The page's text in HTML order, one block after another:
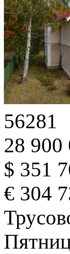
56281
28 900
$ 351
€ 304